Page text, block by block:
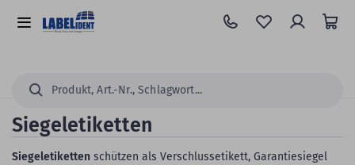
Hauptinhalt
springen
Alle
Suchen...
Siegeletiketten
Siegeletiketten schützen als Verschlussetikett, Garantiesiegel